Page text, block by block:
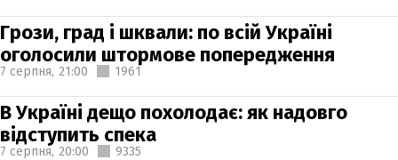
Грози, град і шквали: по всій Україні
оголосили штормове попередження
7 серпня, 21:00 1961
В Україні дещо похолодає: як надовго
відступить спека
7 серпня, 20:00 9335